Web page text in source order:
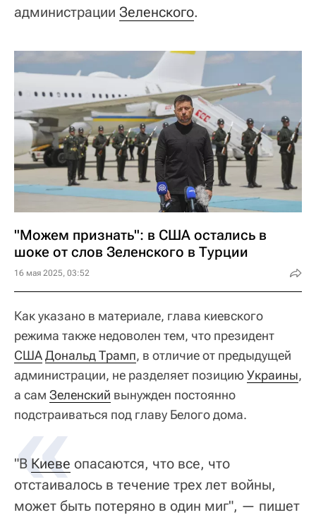
администрации Зеленского.
"Можем признать": в США остались в
шоке от слов Зеленского в Турции
16 мая 2025, 03:52
Как указано в материале, глава киевского
режима также недоволен тем, что президент
СШАДональд Трамп, в отличие от предыдущей
администрации, не разделяет позициюУкраины,
а сам Зеленский вынужден постоянно
подстраиваться под главу Белого дома.
«
"В Киеве опасаются, что все, что
отстаивалось в течение трех лет войны,
может быть потеряно в один миг", — пишет